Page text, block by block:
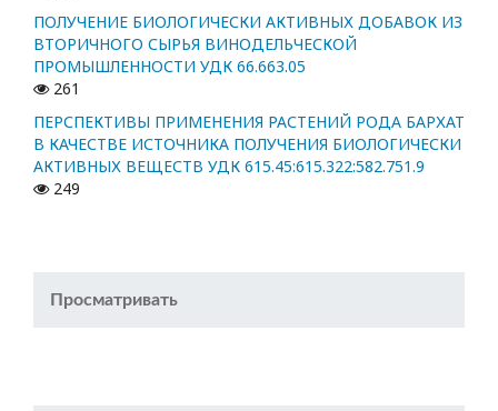
ПОЛУЧЕНИЕ БИОЛОГИЧЕСКИ АКТИВНЫХ ДОБАВОК ИЗ
ВТОРИЧНОГО СЫРЬЯ ВИНОДЕЛЬЧЕСКОЙ
ПРОМЫШЛЕННОСТИ УДК 66.663.05
261
ПЕРСПЕКТИВЫ ПРИМЕНЕНИЯ РАСТЕНИЙ РОДА БАРХАТ
В КАЧЕСТВЕ ИСТОЧНИКА ПОЛУЧЕНИЯ БИОЛОГИЧЕСКИ
АКТИВНЫХ ВЕЩЕСТВ УДК 615.45:615.322:582.751.9
249
Просматривать